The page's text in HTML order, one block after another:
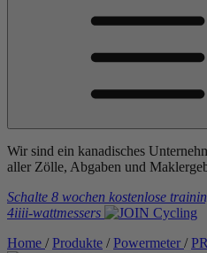
Wir sind ein kanadisches
aller Zölle, Abgaben und
Schalte 8 wochen kostenlose
4iiii-wattmessers
Home / Produkte / Powermeter /